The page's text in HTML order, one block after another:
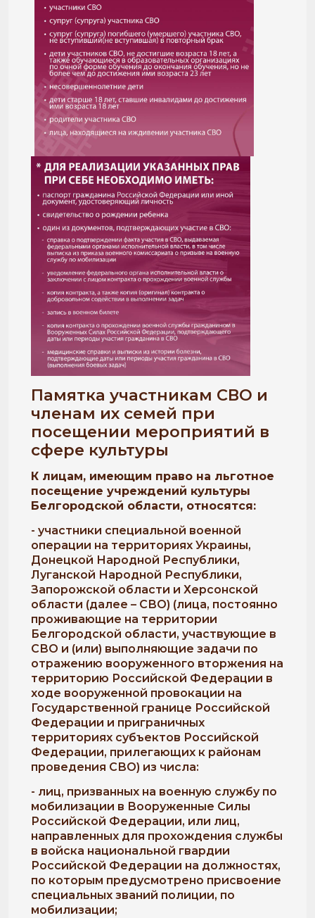
Памятка участникам СВО и
членам их семей при
посещении мероприятий в
сфере культуры
К лицам, имеющим право на льготное
посещение учреждений культуры
Белгородской области, относятся:
- участники специальной военной
операции на территориях Украины,
Донецкой Народной Республики,
Луганской Народной Республики,
Запорожской области и Херсонской
области (далее – СВО) (лица, постоянно
проживающие на территории
Белгородской области, участвующие в
СВО и (или) выполняющие задачи по
отражению вооруженного вторжения на
территорию Российской Федерации в
ходе вооруженной провокации на
Государственной границе Российской
Федерации и приграничных
территориях субъектов Российской
Федерации, прилегающих к районам
проведения СВО) из числа:
- лиц, призванных на военную службу по
мобилизации в Вооруженные Силы
Российской Федерации, или лиц,
направленных для прохождения службы
в войска национальной гвардии
Российской Федерации на должностях,
по которым предусмотрено присвоение
специальных званий полиции, по
мобилизации;